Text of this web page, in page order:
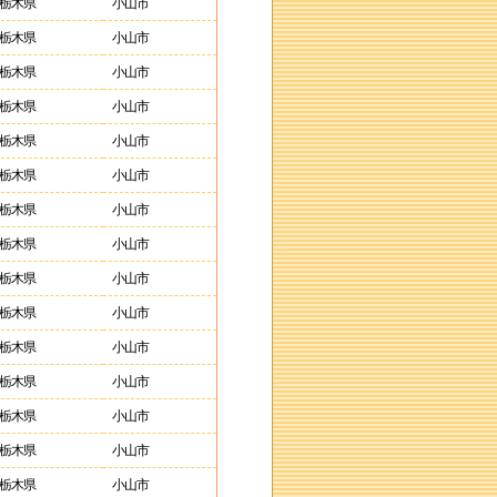
栃木県 小山市
栃木県 小山市
栃木県 小山市
栃木県 小山市
栃木県 小山市
栃木県 小山市
栃木県 小山市
栃木県 小山市
栃木県 小山市
栃木県 小山市
栃木県 小山市
栃木県 小山市
栃木県 小山市
栃木県 小山市
栃木県 小山市